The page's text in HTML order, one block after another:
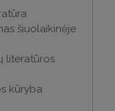
šiuolaikinėje
literatūros
kūryba